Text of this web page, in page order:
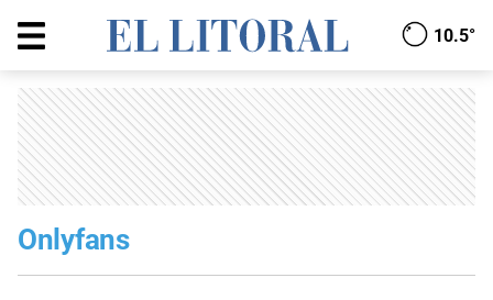
10.5°
Onlyfans